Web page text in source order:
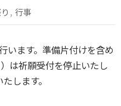
, 行事
います。準備片付けを含め
は祈願受付を停止いたし
します。